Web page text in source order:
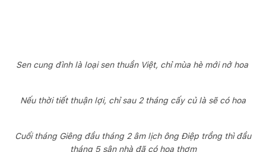
Sen cung đình là loại sen thuần Việt, chỉ mùa hè mới nở hoa
Nếu thời tiết thuận lợi, chỉ sau 2 tháng cấy củ là sẽ có hoa
Cuối tháng Giêng đầu tháng 2 âm lịch ông Điệp trồng thì đầu
tháng 5 sân nhà đã có hoa thơm